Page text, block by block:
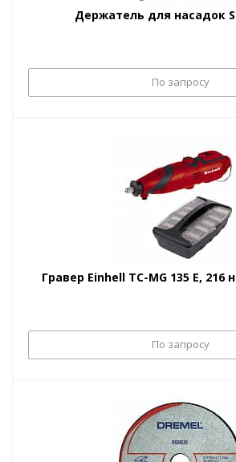
Держатель для насадок
По запросу
Гравер Einhell TC-MG 135 E, 216
По запросу